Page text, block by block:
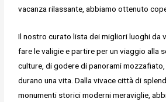
vacanza rilassante, abbiamo ottenuto
Il nostro curato lista dei migliori luoghi da
fare le valigie e partire per un viaggio alla
culture, di godere di panorami
durano una vita. Dalla vivace città di
monumenti storici moderni meraviglie,